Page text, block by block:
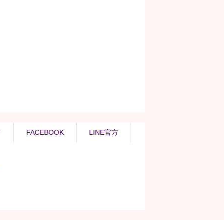
FACEBOOK LINE官方